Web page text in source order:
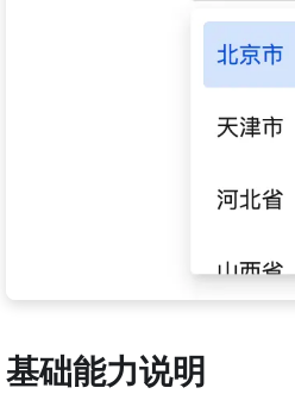
基础能力说明